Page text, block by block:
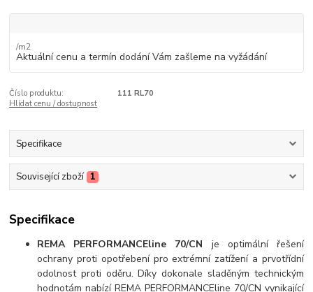
/m2
Aktuální cenu a termín dodání Vám zašleme na vyžádání
Číslo produktu:
111 RL70
Hlídat cenu / dostupnost
Specifikace
Související zboží 1
Specifikace
REMA PERFORMANCEline 70/CN je optimální řešení
ochrany proti opotřebení pro extrémní zatížení a prvotřídní
odolnost proti oděru. Díky dokonale sladěným technickým
hodnotám nabízí REMA PERFORMANCEline 70/CN vynikající